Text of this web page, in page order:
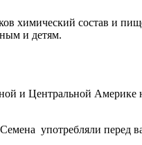
химический состав и
и детям.
и Центральной Америке
Семена употребляли